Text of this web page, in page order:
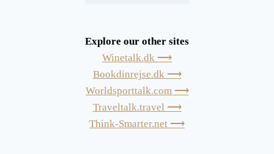
Explore our other sites
Winetalk.dk ⟶
Bookdinrejse.dk ⟶
Worldsporttalk.com ⟶
Traveltalk.travel ⟶
Think-Smarter.net ⟶